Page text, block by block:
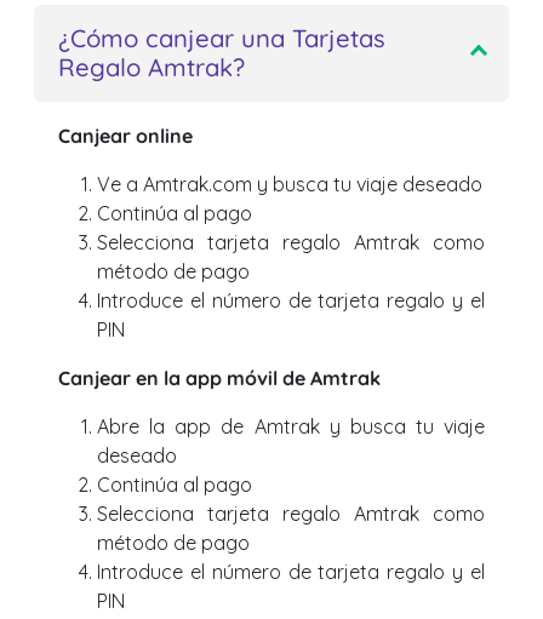
¿Cómo canjear una Tarjetas
Regalo Amtrak?
Canjear online
Ve a Amtrak.com y busca tu viaje deseado
Continúa al pago
Selecciona tarjeta regalo Amtrak como
método de pago
Introduce el número de tarjeta regalo y el
PIN
Canjear en la app móvil de Amtrak
Abre la app de Amtrak y busca tu viaje
deseado
Continúa al pago
Selecciona tarjeta regalo Amtrak como
método de pago
Introduce el número de tarjeta regalo y el
PIN